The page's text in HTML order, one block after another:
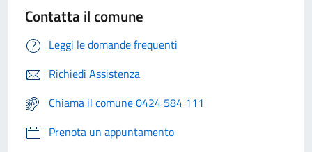
Contatta il comune
Leggi le domande frequenti
Richiedi Assistenza
Chiama il comune 0424 584 111
Prenota un appuntamento